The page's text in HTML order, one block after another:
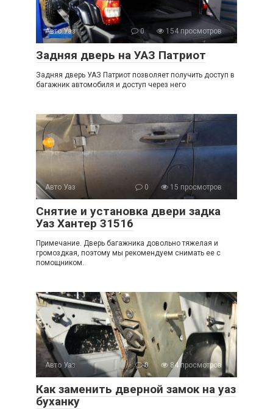
Авто Уаз 0 154 просмотров
Задняя дверь на УАЗ Патриот
Задняя дверь УАЗ Патриот позволяет получить доступ в
багажник автомобиля и доступ через него
Авто Уаз 0 15 просмотров
Снятие и установка двери задка
Уаз Хантер 31516
Примечание. Дверь багажника довольно тяжелая и
громоздкая, поэтому мы рекомендуем снимать ее с
помощником.
Авто Уаз 0 84 просмотров
Как заменить дверной замок на уаз
буханку